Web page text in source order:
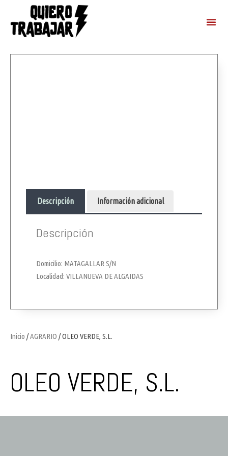
Inicio /AGRARIO / OLEO VERDE, S.L.
OLEO VERDE, S.L.
Descripción Información adicional
Descripción
Domicilio: MATAGALLAR S/N
Localidad: VILLANUEVA DE ALGAIDAS